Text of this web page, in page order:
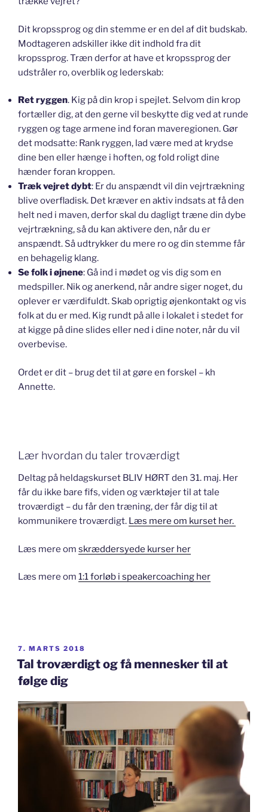
Dit kropssprog og din stemme er en del af dit budskab.
Modtageren adskiller ikke dit indhold fra dit
kropssprog. Træn derfor at have et kropssprog der
udstråler ro, overblik og lederskab:
Ret ryggen. Kig på din krop i spejlet. Selvom din krop
fortæller dig, at den gerne vil beskytte dig ved at runde
ryggen og tage armene ind foran maveregionen. Gør
det modsatte: Rank ryggen, lad være med at krydse
dine ben eller hænge i hoften, og fold roligt dine
hænder foran kroppen.
Træk vejret dybt: Er du anspændt vil din vejrtrækning
blive overfladisk. Det kræver en aktiv indsats at få den
helt ned i maven, derfor skal du dagligt træne din dybe
vejrtrækning, så du kan aktivere den, når du er
anspændt. Så udtrykker du mere ro og din stemme får
en behagelig klang.
Se folk i øjnene: Gå ind i mødet og vis dig som en
medspiller. Nik og anerkend, når andre siger noget, du
oplever er værdifuldt. Skab oprigtig øjenkontakt og vis
folk at du er med. Kig rundt på alle i lokalet i stedet for
at kigge på dine slides eller ned i dine noter, når du vil
overbevise.
Ordet er dit – brug det til at gøre en forskel – kh
Annette.
Lær hvordan du taler troværdigt
Deltag på heldagskurset BLIV HØRT den 31. maj. Her
får du ikke bare fifs, viden og værktøjer til at tale
troværdigt – du får den træning, der får dig til at
kommunikere troværdigt. Læs mere om kurset her.
Læs mere om skræddersyede kurser her
Læs mere om 1:1 forløb i speakercoaching her
UDGIVET
DEN
7. MARTS 2018
Tal troværdigt og få mennesker til at
følge dig